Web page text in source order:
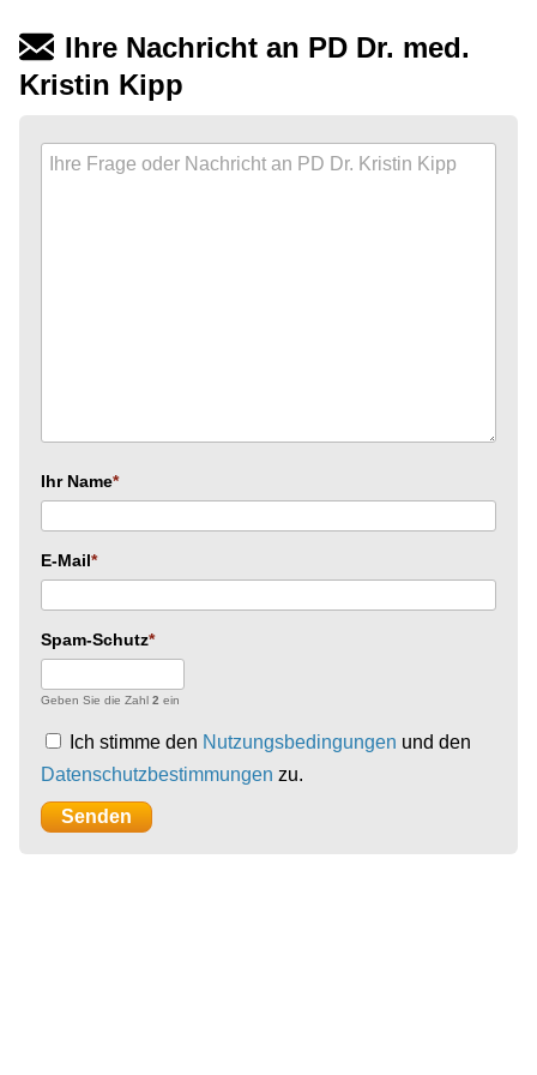
Ihre Nachricht an PD Dr. med.
Kristin Kipp
Ihr Name
E-Mail
Spam-Schutz
Geben Sie die Zahl 2 ein
Ich stimme den Nutzungsbedingungen und den
Datenschutzbestimmungen zu.